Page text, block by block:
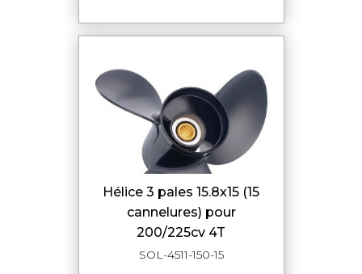
hélice 3 pales 15.8x15 (15
cannelures) pour
200/225cv 4T
SOL-4511-150-15